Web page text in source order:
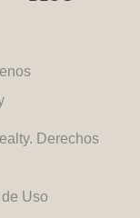
Derechos
Uso